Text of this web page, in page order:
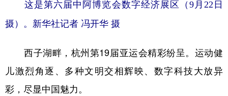
这是第六届中阿博览会数字经济展区（9月22日
摄）。新华社记者 冯开华 摄
西子湖畔，杭州第19届亚运会精彩纷呈。运动健
儿激烈角逐、多种文明交相辉映、数字科技大放异
彩，尽显中国魅力。